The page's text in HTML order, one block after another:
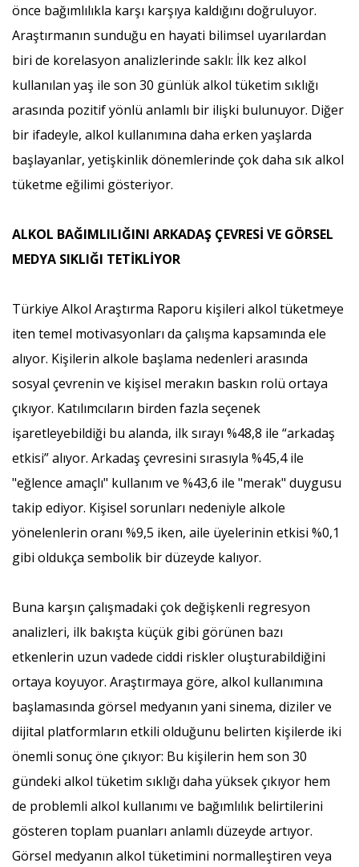
önce bağımlılıkla karşı karşıya kaldığını doğruluyor.
Araştırmanın sunduğu en hayati bilimsel uyarılardan
biri de korelasyon analizlerinde saklı: İlk kez alkol
kullanılan yaş ile son 30 günlük alkol tüketim sıklığı
arasında pozitif yönlü anlamlı bir ilişki bulunuyor. Diğer
bir ifadeyle, alkol kullanımına daha erken yaşlarda
başlayanlar, yetişkinlik dönemlerinde çok daha sık alkol
tüketme eğilimi gösteriyor.
ALKOL BAĞIMLILIĞINI ARKADAŞ ÇEVRESİ VE GÖRSEL
MEDYA SIKLIĞI TETİKLİYOR
Türkiye Alkol Araştırma Raporu kişileri alkol tüketmeye
iten temel motivasyonları da çalışma kapsamında ele
alıyor. Kişilerin alkole başlama nedenleri arasında
sosyal çevrenin ve kişisel merakın baskın rolü ortaya
çıkıyor. Katılımcıların birden fazla seçenek
işaretleyebildiği bu alanda, ilk sırayı %48,8 ile “arkadaş
etkisi” alıyor. Arkadaş çevresini sırasıyla %45,4 ile
"eğlence amaçlı" kullanım ve %43,6 ile "merak" duygusu
takip ediyor. Kişisel sorunları nedeniyle alkole
yönelenlerin oranı %9,5 iken, aile üyelerinin etkisi %0,1
gibi oldukça sembolik bir düzeyde kalıyor.
Buna karşın çalışmadaki çok değişkenli regresyon
analizleri, ilk bakışta küçük gibi görünen bazı
etkenlerin uzun vadede ciddi riskler oluşturabildiğini
ortaya koyuyor. Araştırmaya göre, alkol kullanımına
başlamasında görsel medyanın yani sinema, diziler ve
dijital platformların etkili olduğunu belirten kişilerde iki
önemli sonuç öne çıkıyor: Bu kişilerin hem son 30
gündeki alkol tüketim sıklığı daha yüksek çıkıyor hem
de problemli alkol kullanımı ve bağımlılık belirtilerini
gösteren toplam puanları anlamlı düzeyde artıyor.
Görsel medyanın alkol tüketimini normalleştiren veya